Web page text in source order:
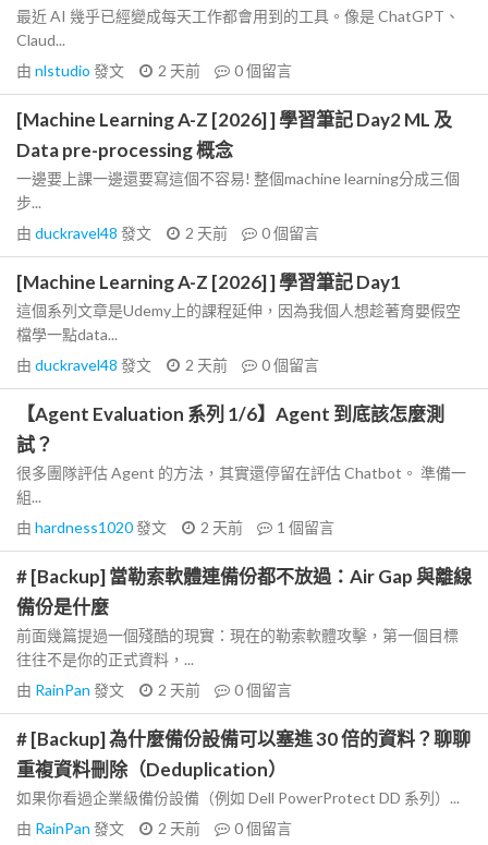
最近 AI 幾乎已經變成每天工作都會用到的工具。像是 ChatGPT、
Claud...
由 nlstudio 發文 2 天前 0個留言
[Machine Learning A-Z [2026] ] 學習筆記 Day2 ML 及
Data pre-processing 概念
一邊要上課一邊還要寫這個不容易! 整個machine learning分成三個
步...
由 duckravel48 發文 2 天前 0個留言
[Machine Learning A-Z [2026] ] 學習筆記 Day1
這個系列文章是Udemy上的課程延伸，因為我個人想趁著育嬰假空
檔學一點data...
由 duckravel48 發文 2 天前 0個留言
【Agent Evaluation 系列 1/6】Agent 到底該怎麼測
試？
很多團隊評估 Agent 的方法，其實還停留在評估 Chatbot。 準備一
組...
由 hardness1020發文 2 天前 1 個留言
# [Backup] 當勒索軟體連備份都不放過：Air Gap 與離線
備份是什麼
前面幾篇提過一個殘酷的現實：現在的勒索軟體攻擊，第一個目標
往往不是你的正式資料，...
由 RainPan 發文 2 天前 0個留言
# [Backup] 為什麼備份設備可以塞進 30 倍的資料？聊聊
重複資料刪除（Deduplication）
如果你看過企業級備份設備（例如 Dell PowerProtect DD 系列）...
由 RainPan 發文 2 天前 0個留言